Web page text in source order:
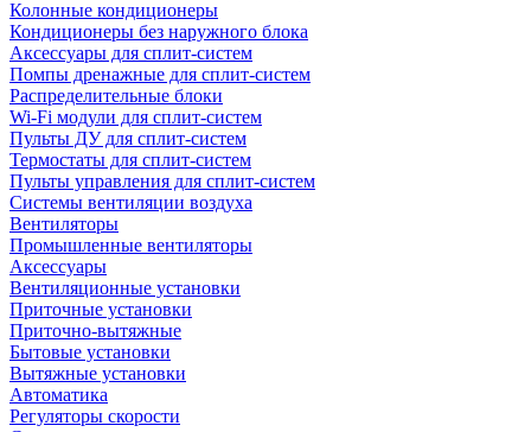
Колонные кондиционеры
Кондиционеры без наружного блока
Аксессуары для сплит-систем
Помпы дренажные для сплит-систем
Распределительные блоки
Wi-Fi модули для сплит-систем
Пульты ДУ для сплит-систем
Термостаты для сплит-систем
Пульты управления для сплит-систем
Системы вентиляции воздуха
Вентиляторы
Промышленные вентиляторы
Аксессуары
Вентиляционные установки
Приточные установки
Приточно-вытяжные
Бытовые установки
Вытяжные установки
Автоматика
Регуляторы скорости